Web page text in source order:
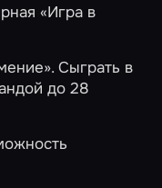
«Игра в
. Сыграть в
до 28